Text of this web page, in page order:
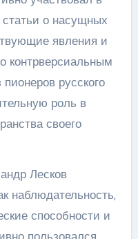
о насущных
явления и
контрверсиальным
русского
роль в
своего
Лесков
наблюдательность,
способности и